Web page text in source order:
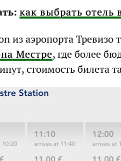
как выбрать отель
из аэропорта Тревизо
Местре, где более
стоимость билета